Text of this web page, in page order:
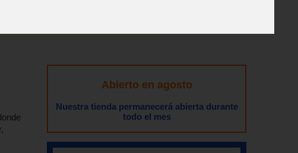
Abierto en agosto
Nuestra tienda permanecerá abierta durante
todo el mes